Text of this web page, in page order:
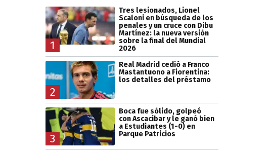
1
Tres lesionados, Lionel
Scaloni en búsqueda de los
penales y un cruce con Dibu
Martínez: la nueva versión
sobre la final del Mundial
2026
2
Real Madrid cedió a Franco
Mastantuono a Fiorentina:
los detalles del préstamo
3
Boca fue sólido, golpeó
con Ascacibar y le ganó bien
a Estudiantes (1-0) en
Parque Patricios